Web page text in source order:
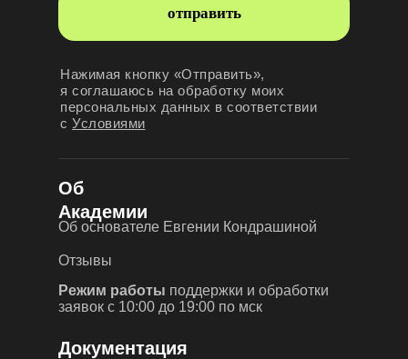
Нажимая кнопку «Отправить»,
я соглашаюсь на обработку моих
персональных данных в соответствии
с Условиями
отправить
Об
Академии
Об основателе Евгении Кондрашиной
Отзывы
Режим работы поддержки и обработки
заявок с 10:00 до 19:00 по мск
Документация